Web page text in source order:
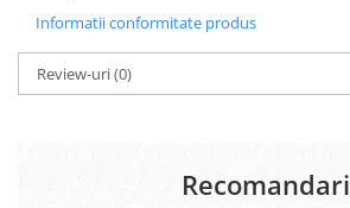
Informatii conformitate produs
Review-uri(0)
Recomandari